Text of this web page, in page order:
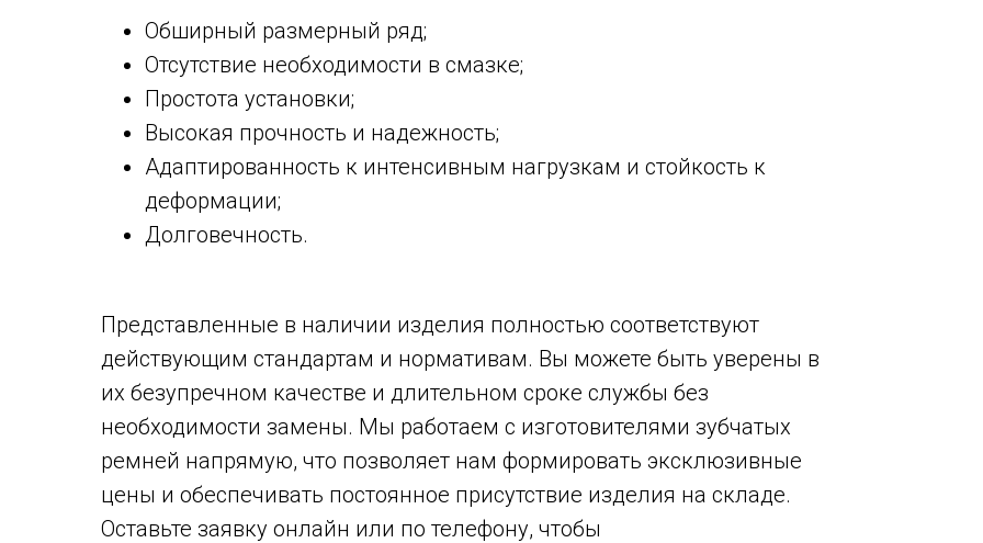
Обширный размерный ряд;
Отсутствие необходимости в смазке;
Простота установки;
Высокая прочность и надежность;
Адаптированность к интенсивным нагрузкам и стойкость к
деформации;
Долговечность.
Представленные в наличии изделия полностью соответствуют
действующим стандартам и нормативам. Вы можете быть уверены в
их безупречном качестве и длительном сроке службы без
необходимости замены. Мы работаем с изготовителями зубчатых
ремней напрямую, что позволяет нам формировать эксклюзивные
цены и обеспечивать постоянное присутствие изделия на складе.
Оставьте заявку онлайн или по телефону, чтобы